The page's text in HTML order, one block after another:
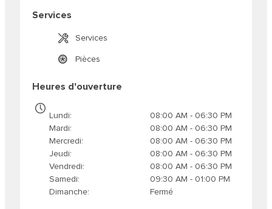
Services
Services
Pièces
Heures d'ouverture
Lundi
08:00 AM - 06:30 PM
Mardi
08:00 AM - 06:30 PM
Mercredi
08:00 AM - 06:30 PM
Jeudi
08:00 AM - 06:30 PM
Vendredi
08:00 AM - 06:30 PM
Samedi
09:30 AM - 01:00 PM
Dimanche
Fermé